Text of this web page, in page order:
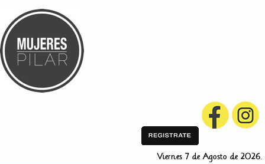
Viernes 7 de Agosto de 2026.